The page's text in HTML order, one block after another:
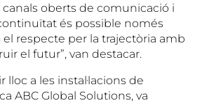
canals oberts de comunicació i
és possible només
respecte per la trajectòria amb
el futur”, van destacar.
lloc a les instal·lacions de
ABC Global Solutions, va